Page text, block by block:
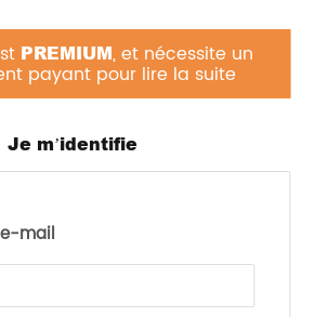
PREMIUM, et nécessite un
payant pour lire la suite
Je m’identifie
mail
sont des alternatives à la viande
d’algues. Un projet de
aux fruits de mer” a
pour les affaires maritimes et la
par Algama, a permis
ont notamment de
tant environnementales que
les variétés elles contiennent
et des actifs intéressants.